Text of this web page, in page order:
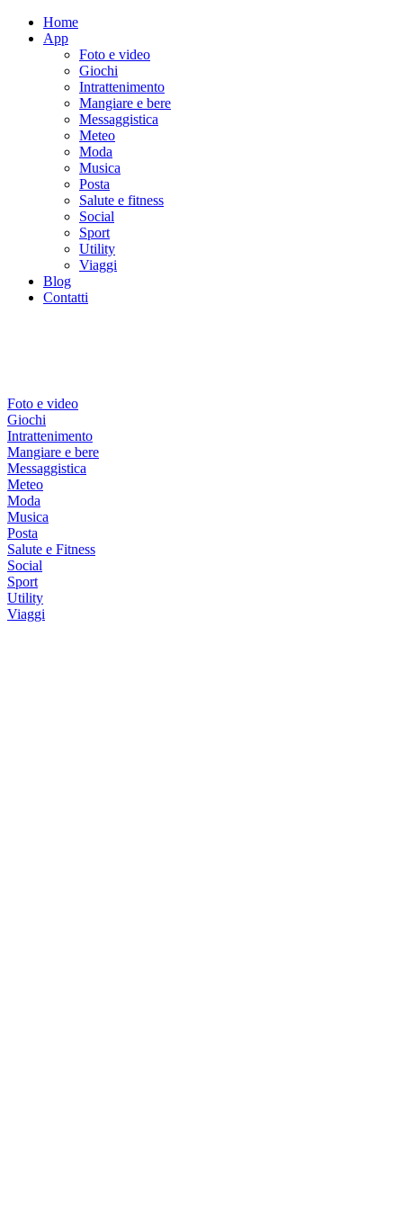
Home
App
Foto e video
Giochi
Intrattenimento
Mangiare e bere
Messaggistica
Meteo
Moda
Musica
Posta
Salute e fitness
Social
Sport
Utility
Viaggi
Blog
Contatti
Foto e video
Giochi
Intrattenimento
Mangiare e bere
Messaggistica
Meteo
Moda
Musica
Posta
Salute e Fitness
Social
Sport
Utility
Viaggi